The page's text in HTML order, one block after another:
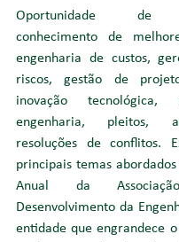
Oportunidade de
conhecimento de
engenharia de custos,
riscos, gestão de
inovação tecnológica,
engenharia, pleitos,
resoluções de conflitos.
principais temas
Anual da
Desenvolvimento da
entidade que engrandece